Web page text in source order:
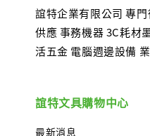
誼特企業有限公司 專
供應 事務機器 3C耗材
活五金 電腦週邊設備
誼特文具購物中心
最新消息